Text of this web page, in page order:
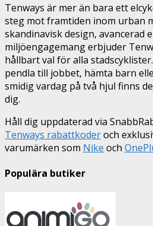
Tenways är mer än bara ett
steg mot framtiden inom urban
skandinavisk design, avancerad
miljöengagemang erbjuder
hållbart val för alla
pendla till jobbet, hämta barn
smidig vardag på två hjul finns
dig.
Håll dig uppdaterad via
Tenways rabattkoderoch
varumärken som Nike och
Populära butiker